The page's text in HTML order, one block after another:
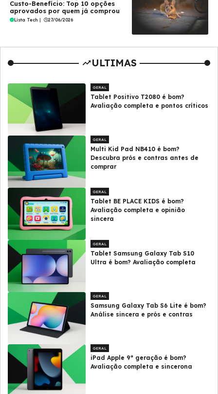
Custo-Benefício: Top 10 opções
aprovados por quem já comprou
Lista Tech | 27/06/2026
ULTIMAS
GERAL
Tablet Positivo T2080 é bom?
Avaliação completa e pontos críticos
GERAL
Multi Kid Pad NB410 é bom?
Descubra prós e contras antes de
comprar
GERAL
Tablet BE PLACE KIDS é bom?
Avaliação completa e opinião
sincera
GERAL
Tablet Samsung Galaxy Tab S10
Ultra é bom? Avaliação completa
GERAL
Samsung Galaxy Tab S6 Lite é bom?
Análise sincera e prós e contras
GERAL
iPad Apple 9ª geração é bom?
Avaliação completa e sincerona